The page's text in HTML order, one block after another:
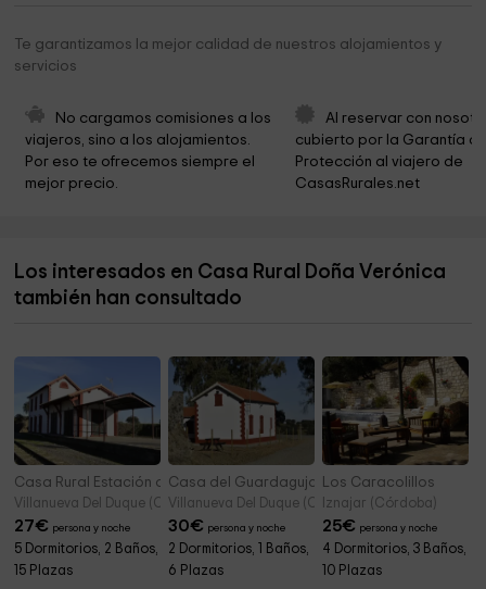
Iglesia de la presentación de María
Casa Cardona
Parroquia Nuestra Señora Del Castillo
Monumento a Fuente Obejuna 14,5 km
Iglesia de San Francisco 14,6 km
Te garantizamos la mejor calidad de nuestros alojamientos y
servicios
No cargamos comisiones a los
viajeros, sino a los alojamientos.
Por eso te ofrecemos siempre el
mejor precio.
Al reservar con
cubierto por la Garantía
Protección al viajero de
CasasRurales.net
Los interesados en Casa Rural Doña Verónica
también han consultado
Casa Rural Estación del Soldado
Villanueva Del Duque (Córdoba)
27€ persona y noche
5 Dormitorios, 2 Baños,
15 Plazas
Casa del Guardagujas
Villanueva Del Duque (Córdoba)
30€ persona y noche
2 Dormitorios, 1 Baños,
6 Plazas
Los Caracolillos
Iznajar (Córdoba)
25€ persona y noche
4 Dormitorios, 3 Baños,
10 Plazas